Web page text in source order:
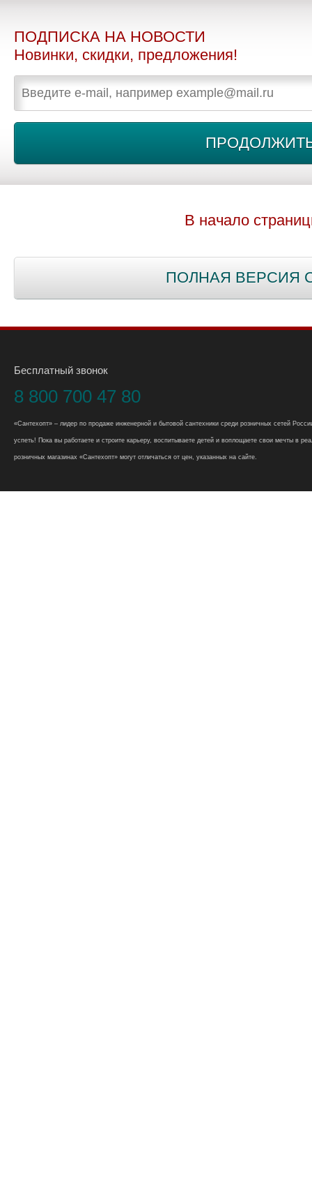
ПОДПИСКА НА НОВОСТИ
Новинки, скидки, предложения!
В начало
ПОЛНАЯ ВЕРСИЯ
Бесплатный звонок
8 800 700 47 80
«Сантехопт» – лидер по продаже инженерной и бытовой сантехники среди розничных сетей
успеть! Пока вы работаете и строите карьеру, воспитываете детей и воплощаете свои мечты в
розничных магазинах «Сантехопт» могут отличаться от цен, указанных на сайте.